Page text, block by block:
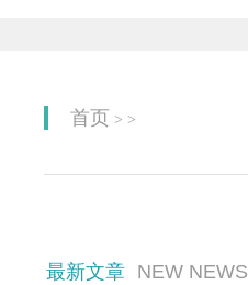
首页 > >
最新文章 NEW NEWS